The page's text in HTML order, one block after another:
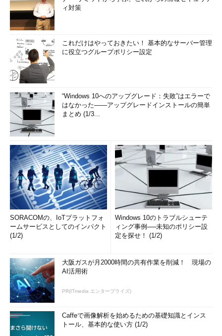
ィ対策
これだけはやっておきたい！ 基本的なサーバー管理
に役立つグループポリシー設定
“Windows 10へのアップグレード：失敗”はエラーで
はなかった――アップグレードインストールの簡単
まとめ (1/3...
SORACOMの、IoTプラットフォ
ームサービスとしてのインパクト
(1/2)
Windows 10のトラブルシューテ
ィング事例──未知のポリシー設
定を探せ！ (1/2)
大阪ガスが月2000時間の共有作業を削減！ 現場の
AI活用術
PR(ITmedia エンタープライズ)
Caffeで画像解析を始めるための基礎知識とインス
トール、基本的な使い方 (1/2)